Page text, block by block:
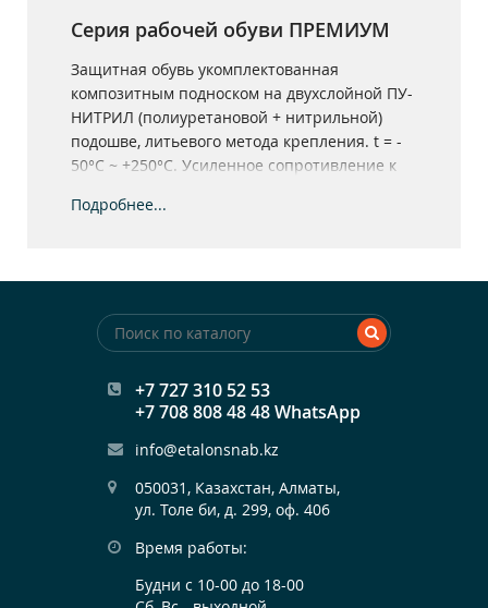
Серия рабочей обуви ПРЕМИУМ
Защитная обувь укомплектованная
композитным подноском на двухслойной ПУ-
НИТРИЛ (полиуретановой + нитрильной)
подошве, литьевого метода крепления. t = -
50°С ~ +250°С. Усиленное сопротивление к
2,0 мм.
Подробнее...
+7 727 310 52 53
+7 708 808 48 48 WhatsApp
info@etalonsnab.kz
050031, Казахстан, Алматы,
ул. Толе би, д. 299, оф. 406
Время работы:
Будни с 10-00 до 18-00